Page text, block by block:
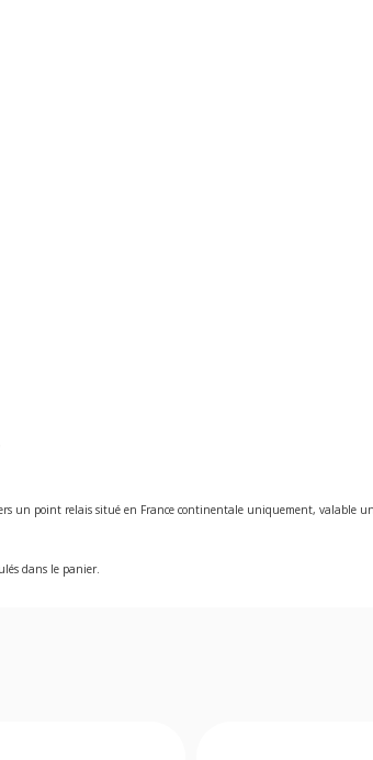
un point relais situé en France continentale uniquement, valable
dans le panier.